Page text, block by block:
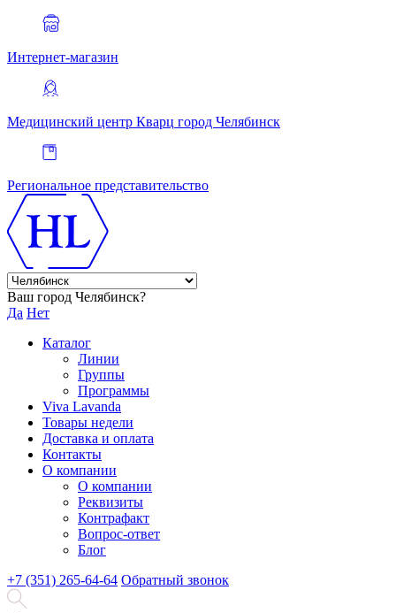
Интернет-магазин
Медицинский центр Кварц город Челябинск
Региональное представительство
Ваш город Челябинск?
Да Нет
Каталог
Линии
Группы
Программы
Viva Lavanda
Товары недели
Доставка и оплата
Контакты
О компании
О компании
Реквизиты
Контрафакт
Вопрос-ответ
Блог
+7 (351) 265-64-64 Обратный звонок